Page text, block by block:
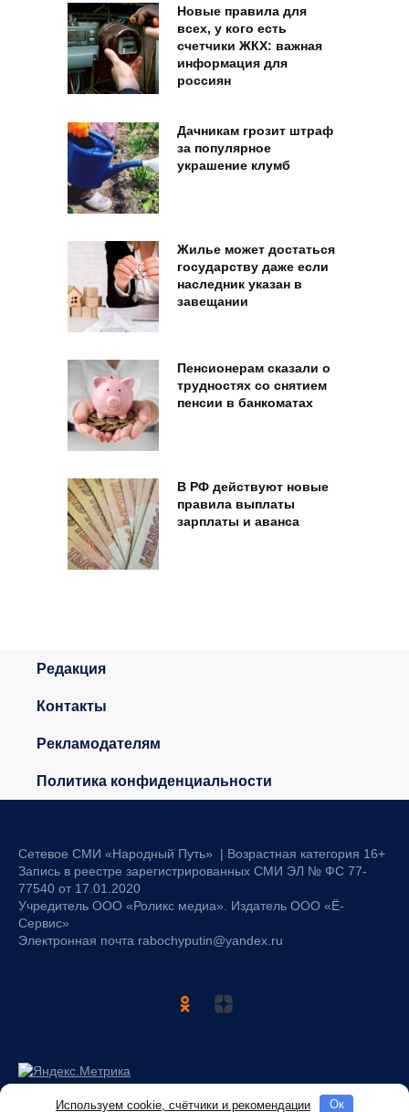
Новые правила для
всех, у кого есть
счетчики ЖКХ: важная
информация для
россиян
Дачникам грозит штраф
за популярное
украшение клумб
Жилье может достаться
государству даже если
наследник указан в
завещании
Пенсионерам сказали о
трудностях со снятием
пенсии в банкоматах
В РФ действуют новые
правила выплаты
зарплаты и аванса
Редакция
Контакты
Рекламодателям
Политика конфиденциальности
Сетевое СМИ «Народный Путь» | Возрастная категория 16+
Запись в реестре зарегистрированных СМИ ЭЛ № ФС 77-
77540 от 17.01.2020
Учредитель ООО «Роликс медиа». Издатель ООО «Ё-
Сервис»
Электронная почта rabochyputin@yandex.ru
Используем cookie, счётчики и рекомендации Oк